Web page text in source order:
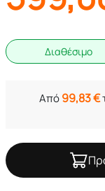
Διαθέσιμο
Από99,83€